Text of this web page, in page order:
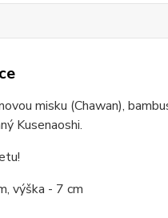
misku (Chawan),
Kusenaoshi.
výška - 7 cm